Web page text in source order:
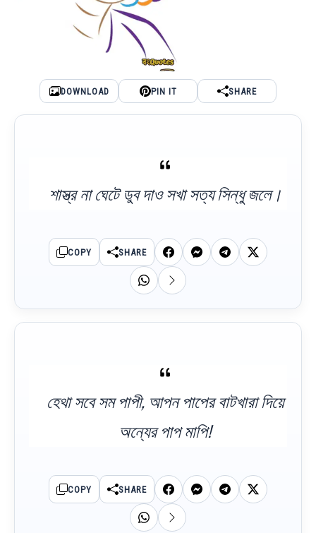
DOWNLOAD PIN IT SHARE
শাস্ত্র না ঘেটে ডুব দাও সখা সত্য সিন্ধু জলে।
COPY SHARE
হেথা সবে সম পাপী, আপন পাপের বাটখারা দিয়ে
অন্যের পাপ মাপি!
COPY SHARE